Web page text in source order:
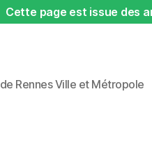
Cette page est issue des
Rennes Ville et Métropole